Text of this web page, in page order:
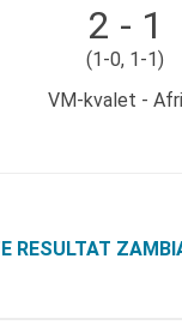
2 - 1
(1-0, 1-1)
VM-kvalet -
RESULTAT